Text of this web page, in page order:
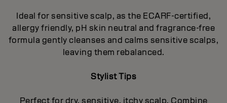
Ideal for sensitive scalp, as the ECARF-certified,
allergy friendly, pH skin neutral and fragrance-free
formula gently cleanses and calms sensitive scalps,
leaving them rebalanced.
Stylist Tips
Perfect for dry, sensitive, itchy scalp. Combine